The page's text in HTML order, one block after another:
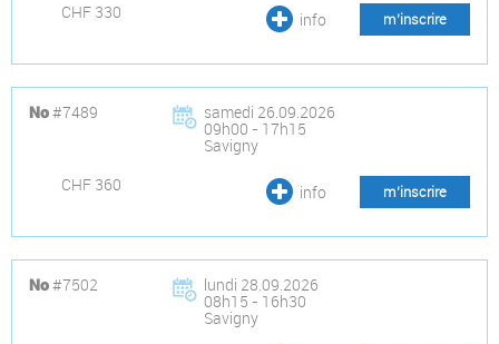
CHF 330
info m’inscrire
No#7489 samedi 26.09.2026
09h00 - 17h15
Savigny
CHF 360
info m’inscrire
No#7502 lundi 28.09.2026
08h15 - 16h30
Savigny